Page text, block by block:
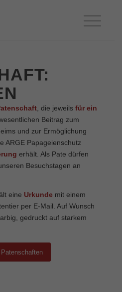
, die jeweilsfür ein
Beitrag zum
und zur Ermöglichung
ARGE Papageienschutz
erhält. Als Pate dürfen
Besuchstagen an
eine Urkunde mit einem
per E-Mail. Auf Wunsch
gedruckt auf starkem
Patenschaften